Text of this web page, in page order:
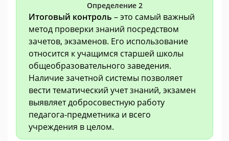
Определение 2
Итоговый контроль – это самый важный
метод проверки знаний посредством
зачетов, экзаменов. Его использование
относится к учащимся старшей школы
общеобразовательного заведения.
Наличие зачетной системы позволяет
вести тематический учет знаний, экзамен
выявляет добросовестную работу
педагога-предметника и всего
учреждения в целом.